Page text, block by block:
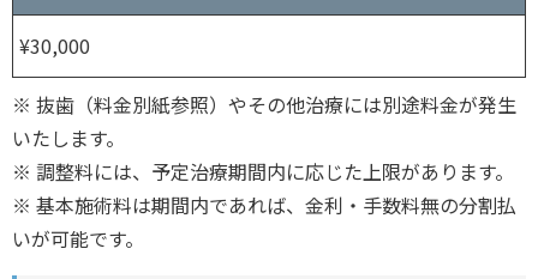
¥30,000
※ 抜歯（料金別紙参照）やその他治療には別途料金が発生
いたします。
※ 調整料には、予定治療期間内に応じた上限があります。
※ 基本施術料は期間内であれば、金利・手数料無の分割払
いが可能です。